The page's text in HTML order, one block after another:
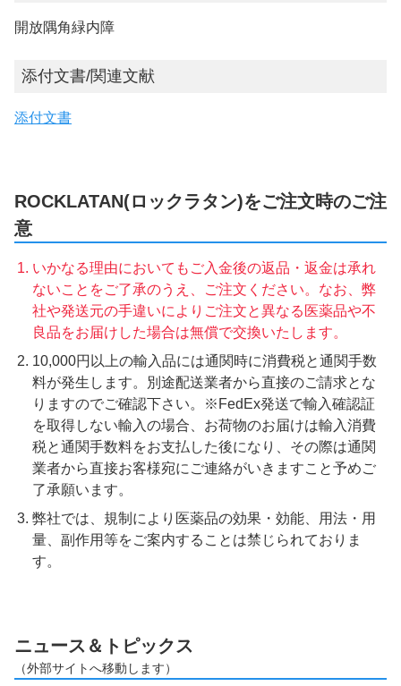
開放隅角緑内障
添付文書/関連文献
添付文書
ROCKLATAN(ロックラタン)をご注文時のご注
意
いかなる理由においてもご入金後の返品・返金は承れ
ないことをご了承のうえ、ご注文ください。なお、弊
社や発送元の手違いによりご注文と異なる医薬品や不
良品をお届けした場合は無償で交換いたします。
10,000円以上の輸入品には通関時に消費税と通関手数
料が発生します。別途配送業者から直接のご請求とな
りますのでご確認下さい。※FedEx発送で輸入確認証
を取得しない輸入の場合、お荷物のお届けは輸入消費
税と通関手数料をお支払した後になり、その際は通関
業者から直接お客様宛にご連絡がいきますこと予めご
了承願います。
弊社では、規制により医薬品の効果・効能、用法・用
量、副作用等をご案内することは禁じられておりま
す。
ニュース＆トピックス
（外部サイトへ移動します）